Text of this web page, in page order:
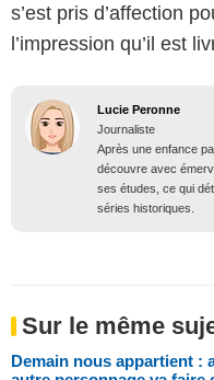
s’est pris d’affection
l’impression qu’il est
Lucie Peronne
Journaliste
Après une enfance
découvre avec
ses études, ce qui
séries historiques.
Sur le même
Demain nous appartient :